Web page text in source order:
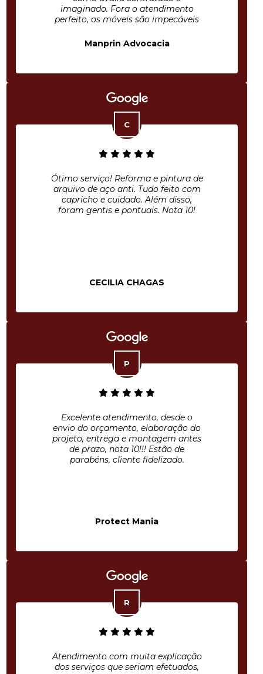
imaginado. Fora o atendimento
perfeito, os móveis são impecáveis
Manprin Advocacia
Ótimo serviço! Reforma e pintura de
arquivo de aço anti. Tudo feito com
capricho e cuidado. Além disso,
foram gentis e pontuais. Nota 10!
CECILIA CHAGAS
Excelente atendimento, desde o
envio do orçamento, elaboração do
projeto, entrega e montagem antes
de prazo, nota 10!!! Estão de
parabéns, cliente fidelizado.
Protect Mania
Atendimento com muita explicação
dos serviços que seriam efetuados,